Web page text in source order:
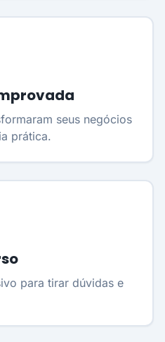
seus negócios
prática.
para tirar dúvidas e